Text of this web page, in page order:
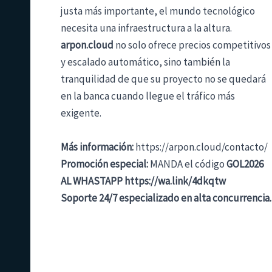
justa más importante, el mundo tecnológico
necesita una infraestructura a la altura.
arpon.cloud no solo ofrece precios competitivos
y escalado automático, sino también la
tranquilidad de que su proyecto no se quedará
en la banca cuando llegue el tráfico más
exigente.
Más información:https://arpon.cloud/contacto/
Promoción especial:MANDA el códigoGOL2026
AL WHASTAPP https://wa.link/4dkqtw
Soporte 24/7 especializado en alta concurrencia.